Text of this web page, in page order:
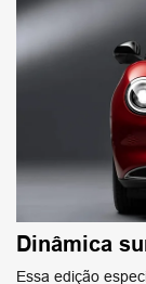
Dinâmica
Essa edição